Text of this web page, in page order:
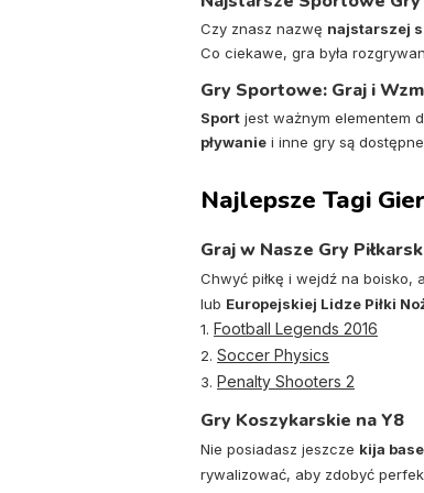
Czy znasz nazwę najstarszej
Co ciekawe, gra była
Gry Sportowe: Graj i
Sport jest ważnym elementem
pływanie i inne gry są
Najlepsze Tagi
Graj w Nasze Gry
Chwyć piłkę i wejdź na boisko,
lub Europejskiej Lidze Piłki
1. Football Legends 2016
2. Soccer Physics
3. Penalty Shooters 2
Gry Koszykarskie na Y8
Nie posiadasz jeszcze kija
rywalizować, aby zdobyć